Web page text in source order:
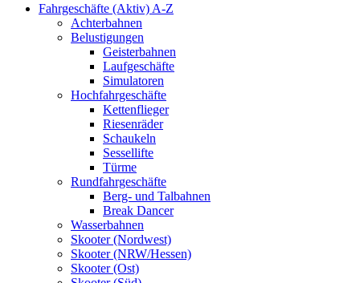
Fahrgeschäfte (Aktiv) A-Z
Achterbahnen
Belustigungen
Geisterbahnen
Laufgeschäfte
Simulatoren
Hochfahrgeschäfte
Kettenflieger
Riesenräder
Schaukeln
Sessellifte
Türme
Rundfahrgeschäfte
Berg- und Talbahnen
Break Dancer
Wasserbahnen
Skooter (Nordwest)
Skooter (NRW/Hessen)
Skooter (Ost)